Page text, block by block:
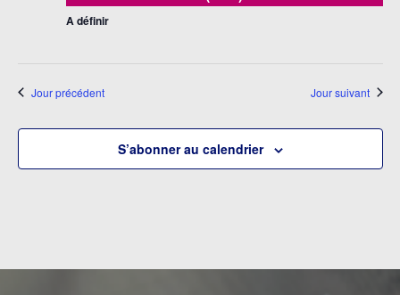
A définir
Jour précédent Jour suivant
S’abonner au calendrier